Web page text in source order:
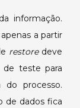
informação.
a partir
restore deve
teste para
do processo.
de dados fica